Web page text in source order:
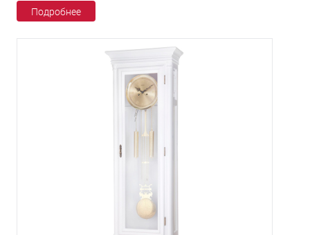
Подробнее